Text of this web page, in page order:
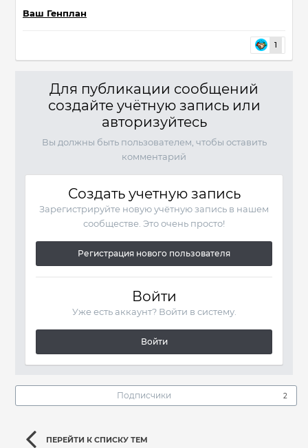
Ваш Генплан
1
Для публикации сообщений
создайте учётную запись или
авторизуйтесь
Вы должны быть пользователем, чтобы оставить
комментарий
Создать учетную запись
Зарегистрируйте новую учётную запись в нашем
сообществе. Это очень просто!
Регистрация нового пользователя
Войти
Уже есть аккаунт? Войти в систему.
Войти
Подписчики 2
ПЕРЕЙТИ К СПИСКУ ТЕМ